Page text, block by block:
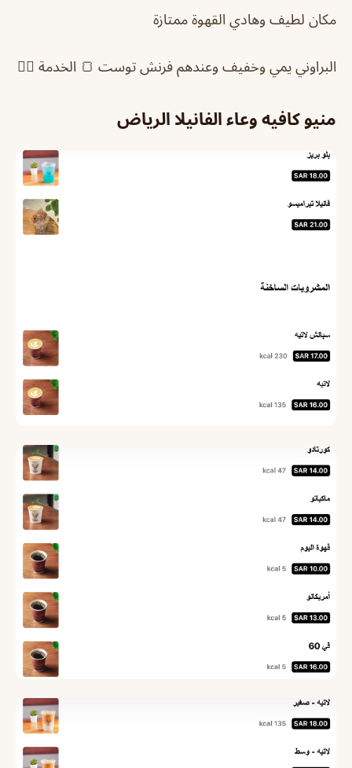
مكان لطيف وهادي القهوة ممتازة
البراوني يمي وخفيف وعندهم فرنش توست 🍞 الخدمة 👍🏻
منيو كافيه وعاء الفانيلا الرياض